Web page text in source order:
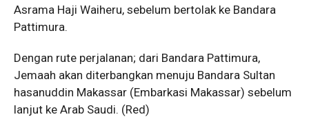
Asrama Haji Waiheru, sebelum bertolak ke Bandara
Pattimura.
Dengan rute perjalanan; dari Bandara Pattimura,
Jemaah akan diterbangkan menuju Bandara Sultan
hasanuddin Makassar (Embarkasi Makassar) sebelum
lanjut ke Arab Saudi. (Red)